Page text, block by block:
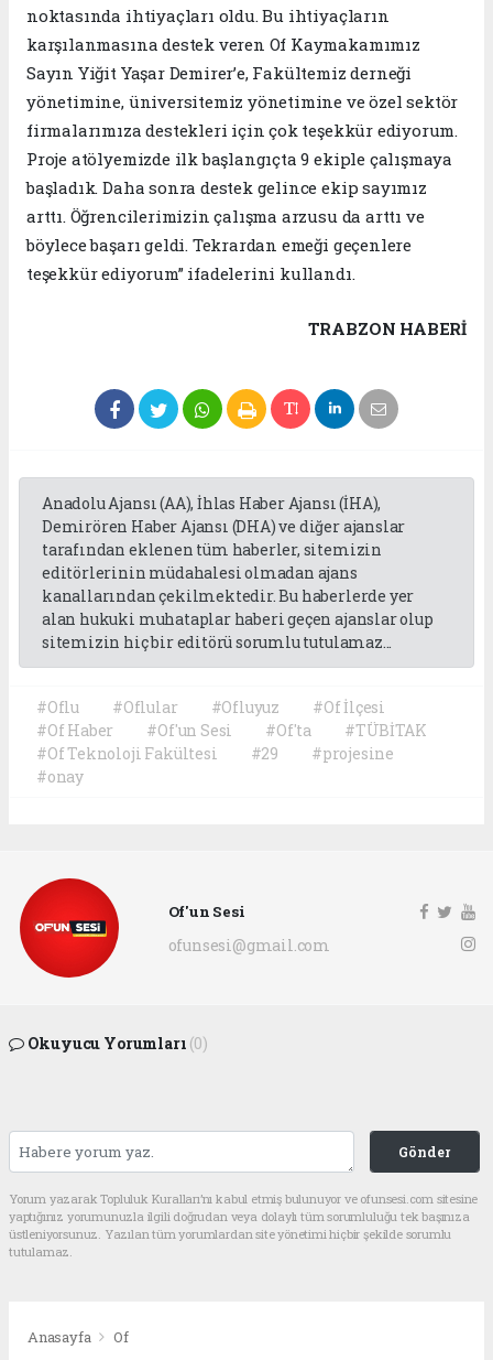
noktasında ihtiyaçları oldu. Bu ihtiyaçların
karşılanmasına destek veren Of Kaymakamımız
Sayın Yiğit Yaşar Demirer’e, Fakültemiz derneği
yönetimine, üniversitemiz yönetimine ve özel sektör
firmalarımıza destekleri için çok teşekkür ediyorum.
Proje atölyemizde ilk başlangıçta 9 ekiple çalışmaya
başladık. Daha sonra destek gelince ekip sayımız
arttı. Öğrencilerimizin çalışma arzusu da arttı ve
böylece başarı geldi. Tekrardan emeği geçenlere
teşekkür ediyorum” ifadelerini kullandı.
TRABZON HABERİ
Anadolu Ajansı (AA), İhlas Haber Ajansı (İHA),
Demirören Haber Ajansı (DHA) ve diğer ajanslar
tarafından eklenen tüm haberler, sitemizin
editörlerinin müdahalesi olmadan ajans
kanallarından çekilmektedir. Bu haberlerde yer
alan hukuki muhataplar haberi geçen ajanslar olup
sitemizin hiç bir editörü sorumlu tutulamaz...
#Oflu #Oflular #Ofluyuz
#Of İlçesi
#Of Haber
#Of'un Sesi #Of'ta
#TÜBİTAK
#Of Teknoloji Fakültesi
#29
#projesine
#onay
Of'un Sesi
ofunsesi@gmail.com
Okuyucu Yorumları (0)
Gönder
Yorum yazarak Topluluk Kuralları’nı kabul etmiş bulunuyor ve ofunsesi.com sitesine
yaptığınız yorumunuzla ilgili doğrudan veya dolaylı tüm sorumluluğu tek başınıza
üstleniyorsunuz. Yazılan tüm yorumlardan site yönetimi hiçbir şekilde sorumlu
tutulamaz.
Anasayfa Of